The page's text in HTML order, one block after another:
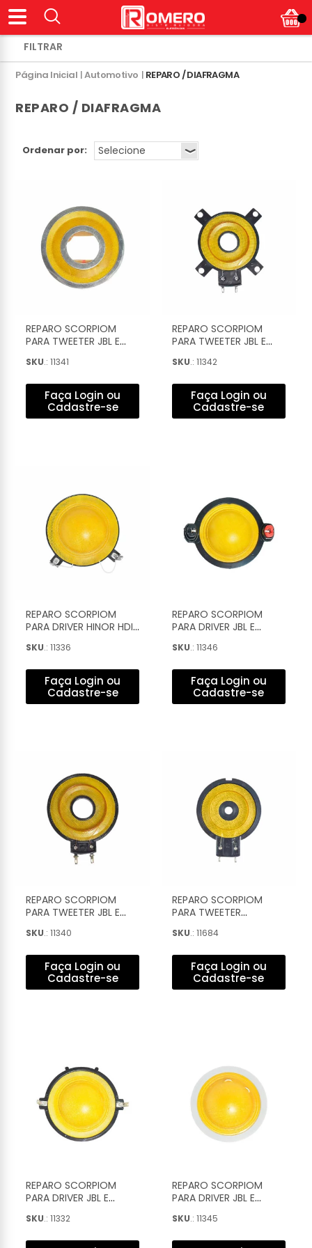
Página Inicial |Automotivo | REPARO / DIAFRAGMA
REPARO / DIAFRAGMA
Ordenar por:
REPARO SCORPIOM
PARA TWEETER JBL E
302 COMPLETO - 001
SKU.: 11341
Faça Login ou
Cadastre-se
REPARO SCORPIOM
PARA TWEETER JBL E
COMPLETO - 004
SKU.: 11342
Faça Login ou
Cadastre-se
REPARO SCORPIOM
PARA DRIVER HINOR HDI-
SKU.: 11336
Faça Login ou
Cadastre-se
REPARO SCORPIOM
PARA DRIVER JBL E
COMPLETO - 015
SKU.: 11346
Faça Login ou
Cadastre-se
REPARO SCORPIOM
PARA TWEETER JBL E
QST-20 COMPLETO -
SKU.: 11340
Faça Login ou
Cadastre-se
REPARO SCORPIOM
PARA TWEETER
COMPLETO - 147
SKU.: 11684
Faça Login ou
Cadastre-se
REPARO SCORPIOM
PARA DRIVER JBL E
QSD-20 COMPLETO -
SKU.: 11332
REPARO SCORPIOM
PARA DRIVER JBL E
COMPLETO - 007
SKU.: 11345